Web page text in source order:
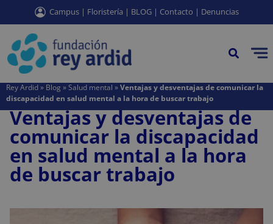
contenido Campus | Floristería | BLOG | Contacto | Denuncias
Rey Ardid» Blog »Salud mental »Ventajas y desventajas de comunicar la
discapacidad en salud mental a la hora de buscar trabajo
Ventajas y desventajas de
comunicar la discapacidad
en salud mental a la hora
de buscar trabajo